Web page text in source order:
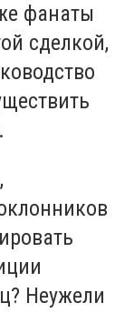
фанаты
сделкой,
Неужели